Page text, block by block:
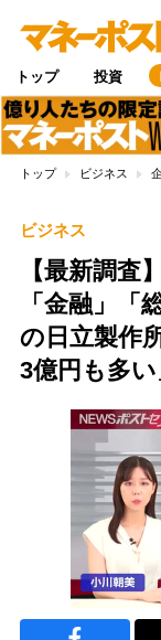
トップ 投資
トップ ビジネス
ビジネス
【最新調査
「金融」
の日立製作
3億円も多い